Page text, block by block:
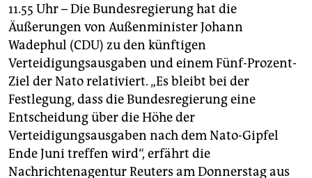
11.55 Uhr – Die Bundesregierung hat die
Äußerungen von Außenminister Johann
Wadephul (CDU) zu den künftigen
Verteidigungsausgaben und einem Fünf-Prozent-
Ziel der Nato relativiert. „Es bleibt bei der
Festlegung, dass die Bundesregierung eine
Entscheidung über die Höhe der
Verteidigungsausgaben nach dem Nato-Gipfel
Ende Juni treffen wird“, erfährt die
Nachrichtenagentur Reuters am Donnerstag aus